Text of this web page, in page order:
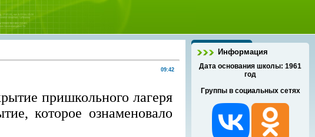
09:42
пришкольного лагеря
которое ознаменовало
Информация
Дата основания школы: 1961
год
Группы в социальных сетях